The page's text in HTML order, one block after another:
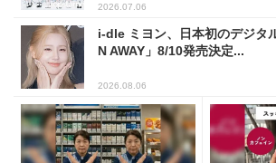
2026.07.06
i-dle ミヨン、日本初のデジタ
N AWAY」8/10発売決定...
2026.08.06